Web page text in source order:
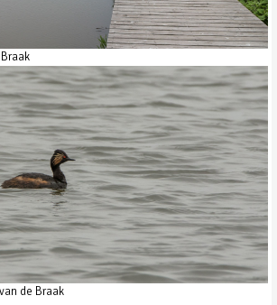
de Braak